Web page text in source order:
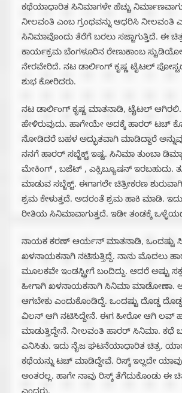
ಕಥೆಯಾಧಾರಿತ ಸಿನಿಮಾಗಳೇ ಹೆಚ್ಚು
ನೀಲವಂತಿ ಎಂಬ ಗ್ರಂಥವನ್ನು ಆಧರಿಸಿ‌ ನೀಲವಂತಿ
ಸಿನಿಮಾವೊಂದು ತೆರೆಗೆ ಬರಲು ಸಜ್ಜಾಗುತ್ತಿದೆ. ಈ
ಕಾರ್ಯಕ್ರಮ ಬೆಂಗಳೂರಿನ ರೇಣುಕಾಂಬ
ನೇರವೇರಿದೆ. ನಟ ಡಾರ್ಲಿಂಗ್ ಕೃಷ್ಣ ಟೈಟಲ್
ಶುಭ ಕೋರಿದರು.
ನಟ ಡಾರ್ಲಿಂಗ್ ಕೃಷ್ಣ ಮಾತನಾಡಿ, ಟೈಟಲ್ ಆಗಿರಲಿ.
ಹೇಳಿರುವುದು. ಹಾಗೇಯೇ ಅದಕ್ಕೆ ಹಾರರ್ ಟಚ್
ನೋಡಿದರೆ ಬಹಳ ಅದ್ಭುತವಾಗಿ ಮಾಡಿದ್ದಾರೆ
ನನಗೆ ಹಾರರ್ ಸಬ್ಜೆಕ್ಟ್ ಇಷ್ಟ. ಸಿನಿಮಾ ತುಂಬಾ
ಮೇಕಿಂಗ್ , ಬಜೆಟ್ , ಎಕ್ಸಿಬ್ಯೂಷನ್ ಇರಬಹುದು.
ಮಾಡುವ ಸಬ್ಜೆಕ್ಟ್. ಈಗಾಗಲೇ ಚಿತ್ರೀಕರಣ
ಶ್ರಮ‌‌ ಕೇಳುತ್ತದೆ. ಅದರಂತೆ ಶ್ರಮ ಹಾಕಿ ಮಾಡಿ. ಇದು
ರೀತಿಯ ಸಿನಿಮಾವಾಗುತ್ತದೆ. ಇಡೀ ತಂಡಕ್ಕೆ
ನಾಯಕ ಕರಣ್ ಆರ್ಯನ್ ಮಾತನಾಡಿ, ಒಂದಷ್ಟು
ಖಳನಾಯಕನಾಗಿ ನಟಿಸುತ್ತಿದ್ದೆ. ನಾನು ಮೊದಲು
ಮೂಲಕವೇ ಇಂಡಸ್ಟ್ರೀಗೆ ಬಂದಿದ್ದು. ಆದರೆ ಅಷ್ಟು
ಹೀಗಾಗಿ ಖಳನಾಯಕನಾಗಿ ಸಿನಿಮಾ ಮಾಡೋಣಾ.
ಆಗಬೇಕು ಎಂದುಕೊಂಡಿದ್ದೆ. ಒಂದಷ್ಟು ದೊಡ್ಡ
ವಿಲನ್ ಆಗಿ ನಟಿಸಿದ್ದೇನೆ. ಈಗ ಹೀರೋ ಆಗಿ ಲವ್
ಮಾಡುತ್ತಿದ್ದೇನೆ. ನೀಲವಂತಿ ಹಾರರ್ ಸಿನಿಮಾ. ಕಥೆ
ಎನಿಸಿತು. ಇದು ನೈಜ ಘಟನೆಯಾಧಾರಿತ ಚಿತ್ರ.
ಕಥೆಯನ್ನು ಟಚ್ ಮಾಡಿದ್ದೇವೆ. ರಿಸ್ಕ್ ಇಲ್ಲದೇ
ಅಂತರಲ್ಲ. ಹಾಗೇ ನಾವು ರಿಸ್ಕ್ ತೆಗೆದುಕೊಂಡು ಈ